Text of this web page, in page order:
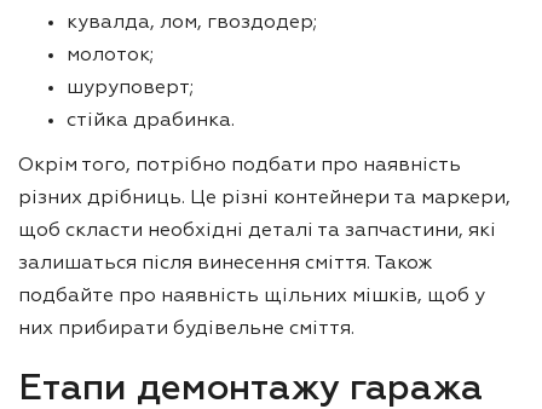
кувалда, лом, гвоздодер;
молоток;
шуруповерт;
стійка драбинка.
Окрім того, потрібно подбати про наявність
різних дрібниць. Це різні контейнери та маркери,
щоб скласти необхідні деталі та запчастини, які
залишаться після винесення сміття. Також
подбайте про наявність щільних мішків, щоб у
них прибирати будівельне сміття.
Етапи демонтажу гаража